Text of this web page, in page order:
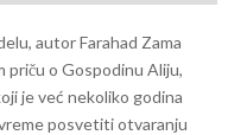
autor Farahad Zama
priču o Gospodinu Aliju,
je već nekoliko godina
posvetiti otvaranju